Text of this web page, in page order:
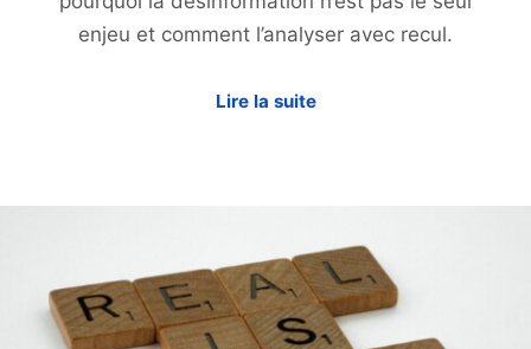
enjeu et comment l’analyser avec recul.
Lire la suite